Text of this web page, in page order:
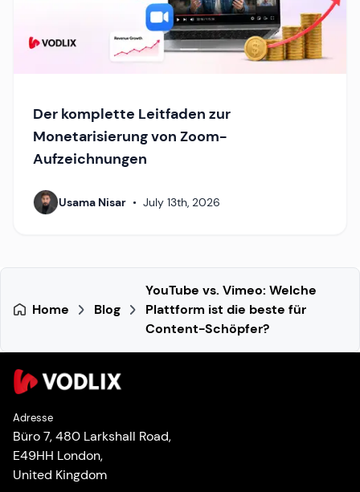
Der komplette Leitfaden zur
Monetarisierung von Zoom-
Aufzeichnungen
Usama Nisar • July 13th, 2026
Home Blog
YouTube vs. Vimeo: Welche
Plattform ist die beste für
Content-Schöpfer?
Adresse
Büro 7, 480 Larkshall Road,
E49HH London,
United Kingdom